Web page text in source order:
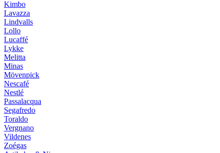
Kimbo
Lavazza
Lindvalls
Lollo
Lucaffé
Lykke
Melitta
Minas
Mövenpick
Nescafé
Nestlé
Passalacqua
Segafredo
Toraldo
Vergnano
Vildenes
Zoégas